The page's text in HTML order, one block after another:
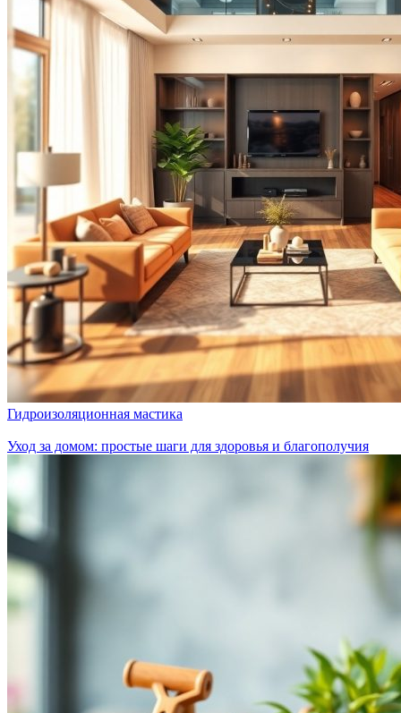
Гидроизоляционная мастика
Уход за домом: простые шаги для здоровья и благополучия